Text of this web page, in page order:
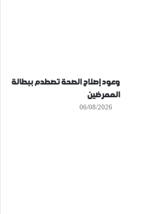
وعود إصلاح الصحة تصطدم ببطالة
الممرضين
06/08/2026